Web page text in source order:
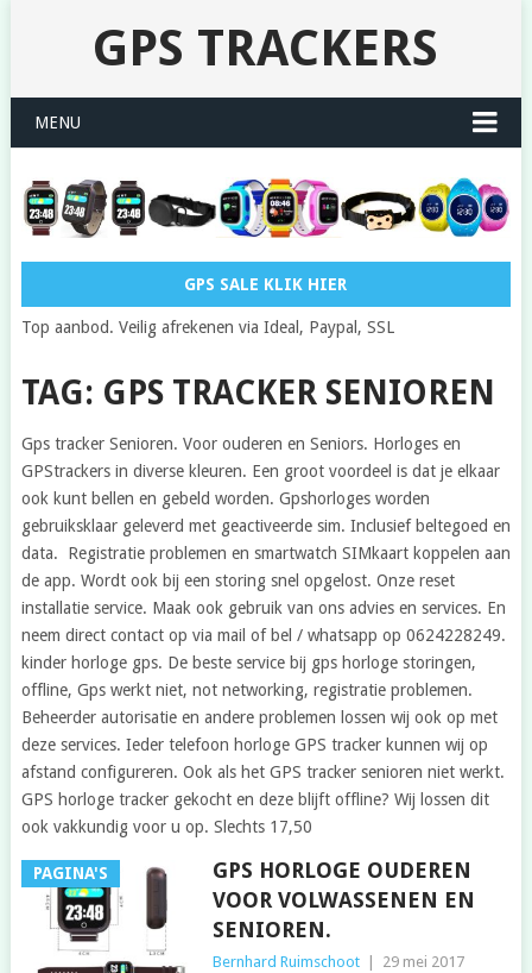
GPS TRACKERS
MENU
GPS SALE KLIK HIER
Top aanbod. Veilig afrekenen via Ideal, Paypal, SSL
TAG: GPS TRACKER SENIOREN
Gps tracker Senioren. Voor ouderen en Seniors. Horloges en
GPStrackers in diverse kleuren. Een groot voordeel is dat je elkaar
ook kunt bellen en gebeld worden. Gpshorloges worden
gebruiksklaar geleverd met geactiveerde sim. Inclusief beltegoed en
data. Registratie problemen en smartwatch SIMkaart koppelen aan
de app. Wordt ook bij een storing snel opgelost. Onze reset
installatie service. Maak ook gebruik van ons advies en services. En
neem direct contact op via mail of bel / whatsapp op 0624228249.
kinder horloge gps. De beste service bij gps horloge storingen,
offline, Gps werkt niet, not networking, registratie problemen.
Beheerder autorisatie en andere problemen lossen wij ook op met
deze services. Ieder telefoon horloge GPS tracker kunnen wij op
afstand configureren. Ook als het GPS tracker senioren niet werkt.
GPS horloge tracker gekocht en deze blijft offline? Wij lossen dit
ook vakkundig voor u op. Slechts 17,50
PAGINA'S
GPS HORLOGE OUDEREN
VOOR VOLWASSENEN EN
SENIOREN.
Bernhard Ruimschoot 29 mei 2017